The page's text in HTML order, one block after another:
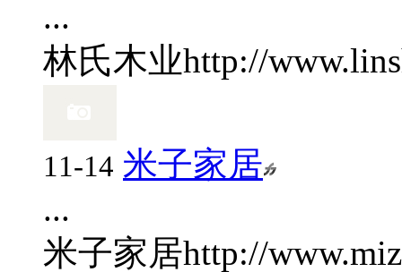
...
林氏木业http://
11-14 米子家居
...
米子家居http://